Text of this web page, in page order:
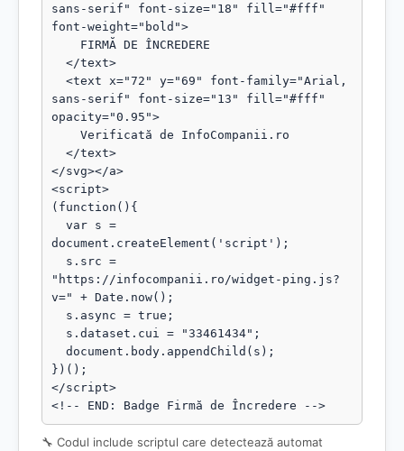
sans-serif" font-size="18" fill="#fff"
font-weight="bold">
sans-serif" font-size="13" fill="#fff"
opacity="0.95">
</svg></a>
<script>
(function(){
document.createElement('script');
"https://infocompanii.ro/widget-ping.js?
v=" + Date.now();
})();
</script>
<!-- END: Badge Firmă de Încredere -->
🔧 Codul include scriptul care detectează automat